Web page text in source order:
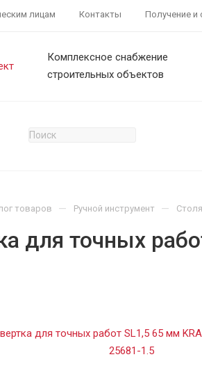
лицам Контакты Получение и
Комплексное снабжение
строительных объектов
товаров — Ручной инструмент —
для точных